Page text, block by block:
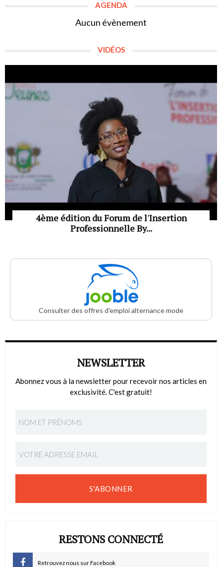
AGENDA
Aucun évènement
VIDÉOS
4ème édition du Forum de l'Insertion
Professionnelle By...
Consulter des offres d'emploi alternance mode
NEWSLETTER
Abonnez vous à la newsletter pour recevoir nos articles en
exclusivité. C'est gratuit!
S'ABONNER
RESTONS CONNECTÉ
Retrouvez nous sur Facebook